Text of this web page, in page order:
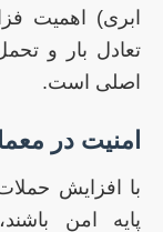
ابری) اهمیت
تعادل بار و
اصلی است.
امنیت در
با افزایش
پایه امن